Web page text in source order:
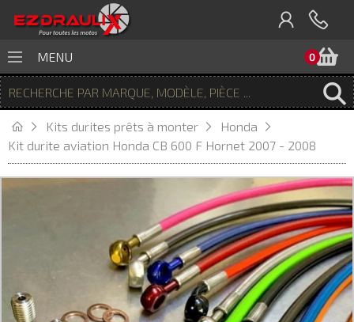
0
MENU
Kits durites prêts à monter
Honda
Kit durite aviation Honda CB 600 F Hornet 2007 - 2008